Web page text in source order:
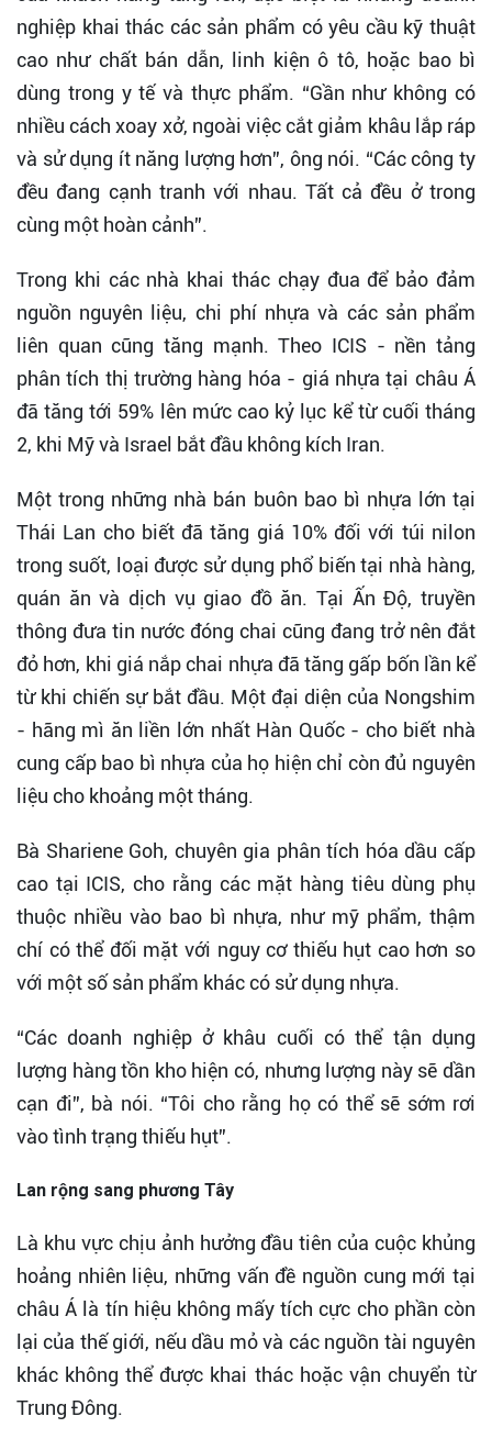
nghiệp khai thác các sản phẩm có yêu cầu kỹ thuật
cao như chất bán dẫn, linh kiện ô tô, hoặc bao bì
dùng trong y tế và thực phẩm. “Gần như không có
nhiều cách xoay xở, ngoài việc cắt giảm khâu lắp ráp
và sử dụng ít năng lượng hơn”, ông nói. “Các công ty
đều đang cạnh tranh với nhau. Tất cả đều ở trong
cùng một hoàn cảnh”.
Trong khi các nhà khai thác chạy đua để bảo đảm
nguồn nguyên liệu, chi phí nhựa và các sản phẩm
liên quan cũng tăng mạnh. Theo ICIS - nền tảng
phân tích thị trường hàng hóa - giá nhựa tại châu Á
đã tăng tới 59% lên mức cao kỷ lục kể từ cuối tháng
2, khi Mỹ và Israel bắt đầu không kích Iran.
Một trong những nhà bán buôn bao bì nhựa lớn tại
Thái Lan cho biết đã tăng giá 10% đối với túi nilon
trong suốt, loại được sử dụng phổ biến tại nhà hàng,
quán ăn và dịch vụ giao đồ ăn. Tại Ấn Độ, truyền
thông đưa tin nước đóng chai cũng đang trở nên đắt
đỏ hơn, khi giá nắp chai nhựa đã tăng gấp bốn lần kể
từ khi chiến sự bắt đầu. Một đại diện của Nongshim
- hãng mì ăn liền lớn nhất Hàn Quốc - cho biết nhà
cung cấp bao bì nhựa của họ hiện chỉ còn đủ nguyên
liệu cho khoảng một tháng.
Bà Shariene Goh, chuyên gia phân tích hóa dầu cấp
cao tại ICIS, cho rằng các mặt hàng tiêu dùng phụ
thuộc nhiều vào bao bì nhựa, như mỹ phẩm, thậm
chí có thể đối mặt với nguy cơ thiếu hụt cao hơn so
với một số sản phẩm khác có sử dụng nhựa.
“Các doanh nghiệp ở khâu cuối có thể tận dụng
lượng hàng tồn kho hiện có, nhưng lượng này sẽ dần
cạn đi”, bà nói. “Tôi cho rằng họ có thể sẽ sớm rơi
vào tình trạng thiếu hụt”.
Lan rộng sang phương Tây
Là khu vực chịu ảnh hưởng đầu tiên của cuộc khủng
hoảng nhiên liệu, những vấn đề nguồn cung mới tại
châu Á là tín hiệu không mấy tích cực cho phần còn
lại của thế giới, nếu dầu mỏ và các nguồn tài nguyên
khác không thể được khai thác hoặc vận chuyển từ
Trung Đông.